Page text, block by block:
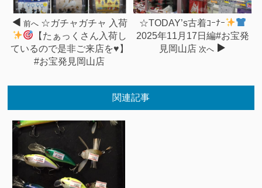
前へ ☆ガチャガチャ 入荷
【たぁっくさん入荷し
ているので是非ご来店を♥ 】
#お宝発見岡山店
☆TODAY’s古着ｺｰﾅｰ
2025年11月17日編#お宝発
見岡山店 次へ
関連記事